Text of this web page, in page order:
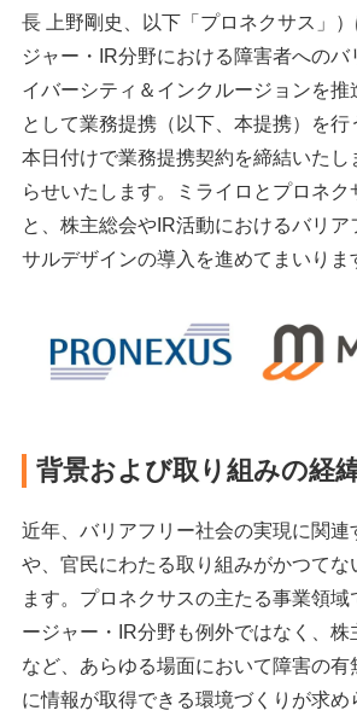
長 上野剛史、以下「プロネクサス」
ジャー・IR分野における障害者への
イバーシティ＆インクルージョンを推
として業務提携（以下、本提携）を行
本日付けで業務提携契約を締結いたし
らせいたします。ミライロとプロネク
と、株主総会やIR活動におけるバリア
サルデザインの導入を進めてまいりま
背景および取り組みの経
近年、バリアフリー社会の実現に関連
や、官民にわたる取り組みがかつてな
ます。プロネクサスの主たる事業領域
ージャー・IR分野も例外ではなく、株
など、あらゆる場面において障害の有
に情報が取得できる環境づくりが求め